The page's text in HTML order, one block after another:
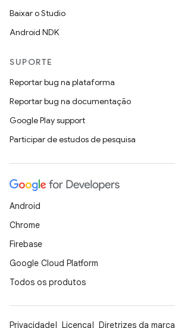
Baixar o Studio
Android NDK
SUPORTE
Reportar bug na plataforma
Reportar bug na documentação
Google Play support
Participar de estudos de pesquisa
Android
Chrome
Firebase
Google Cloud Platform
Todos os produtos
Privacidade Licença Diretrizes da marca